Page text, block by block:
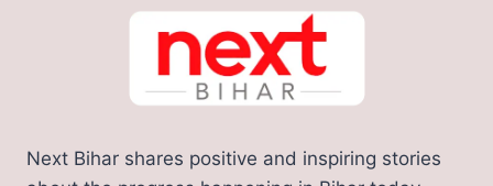
डाक
और
जल्द
Next Bihar shares positive and inspiring stories